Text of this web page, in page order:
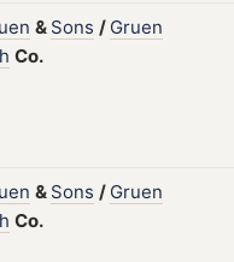
& Sons / Gruen
Co.
& Sons / Gruen
Co.